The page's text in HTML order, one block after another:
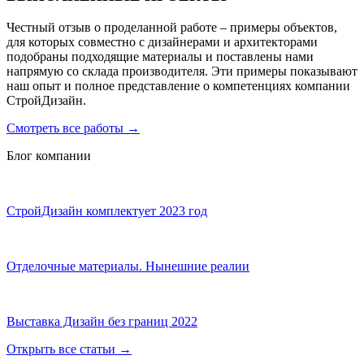
Честный отзыв о проделанной работе – примеры объектов,
для которых совместно с дизайнерами и архитекторами
подобраны подходящие материалы и поставлены нами
напрямую со склада производителя. Эти примеры показывают
наш опыт и полное представление о компетенциях компании
СтройДизайн.
Смотреть все работы →
Блог компании
СтройДизайн комплектует 2023 год
Отделочные материалы. Нынешние реалии
Выставка Дизайн без границ 2022
Открыть все статьи →